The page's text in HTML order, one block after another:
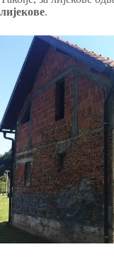
лијекове.